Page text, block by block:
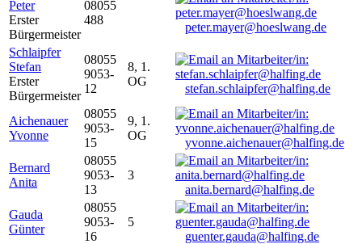
Peter
Erster
Bürgermeister
08055
488
peter.mayer@hoeslwang.de
Schlaipfer
Stefan
Erster
Bürgermeister
08055
9053-
12
8, 1.
OG
stefan.schlaipfer@halfing.de
Aichenauer
Yvonne
08055
9053-
15
9, 1.
OG
yvonne.aichenauer@halfing.de
Bernard
Anita
08055
9053-
13
3
anita.bernard@halfing.de
Gauda
Günter
08055
9053-
16
5
guenter.gauda@halfing.de